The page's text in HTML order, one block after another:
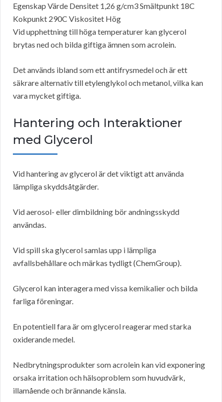
Egenskap Värde Densitet 1,26 g/cm3 Smältpunkt 18C
Kokpunkt 290C Viskositet Hög
Vid upphettning till höga temperaturer kan glycerol
brytas ned och bilda giftiga ämnen som acrolein.
Det används ibland som ett antifrysmedel och är ett
säkrare alternativ till etylenglykol och metanol, vilka kan
vara mycket giftiga.
Hantering och Interaktioner
med Glycerol
Vid hantering av glycerol är det viktigt att använda
lämpliga skyddsåtgärder.
Vid aerosol- eller dimbildning bör andningsskydd
användas.
Vid spill ska glycerol samlas upp i lämpliga
avfallsbehållare och märkas tydligt (ChemGroup).
Glycerol kan interagera med vissa kemikalier och bilda
farliga föreningar.
En potentiell fara är om glycerol reagerar med starka
oxiderande medel.
Nedbrytningsprodukter som acrolein kan vid exponering
orsaka irritation och hälsoproblem som huvudvärk,
illamående och brännande känsla.